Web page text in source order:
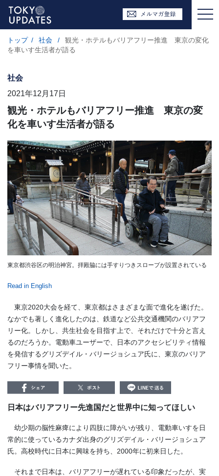
トップ / 社会 /
観光・ホテルもバリアフリー推進 東京の変化
を車いす生活者が語る
社会
2021年12月17日
観光・ホテルもバリアフリー推進 東京の変
化を車いす生活者が語る
東京都渋谷区の明治神宮。拝殿脇には手すりつきスロープが設置されている
Read in English
東京2020大会を経て、東京都はさまざまな面で進化を遂げた。
なかでも著しく進化したのは、鉄道など公共交通機関のバリアフ
リー化。しかし、共生社会を目指す上で、それだけで十分と言え
るのだろうか。電動車ユーザーで、日本のアクセシビリティ情報
を発信するグリズデイル・バリージョシュア氏に、東京のバリア
フリー事情を聞いた。
日本はバリアフリー先進国だと世界中に知ってほしい
幼少期の脳性麻痺により四肢に障がいが残り、電動車いすを日
常的に使っているカナダ出身のグリズデイル・バリージョシュア
氏。高校時代に日本に興味を持ち、2000年に初来日した。
それまで日本は、バリアフリーが遅れている印象だったが、実